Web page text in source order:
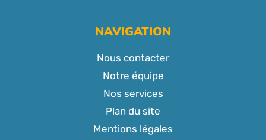
NAVIGATION
Nous contacter
Notre équipe
Nos services
Plan du site
Mentions légales